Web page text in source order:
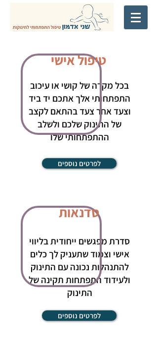
בכל מקרה של קושי או עיכוב
התפתחותי אלך אתכם יד ביד
וצעד אחר צעד בהתאם לקצב
של התינוק שלכם ולשלב
ההתפתחותי שלו
טיפול אישי
לפרטים נוספים
סדרת מפגשים ייחודית בליווי
אישי וצמוד שתעניק לך כלים
להתנהלות נכונה עם התינוק
ולעידוד התפתחות תקינה של
התינוק
סדנאות
לפרטים נוספים